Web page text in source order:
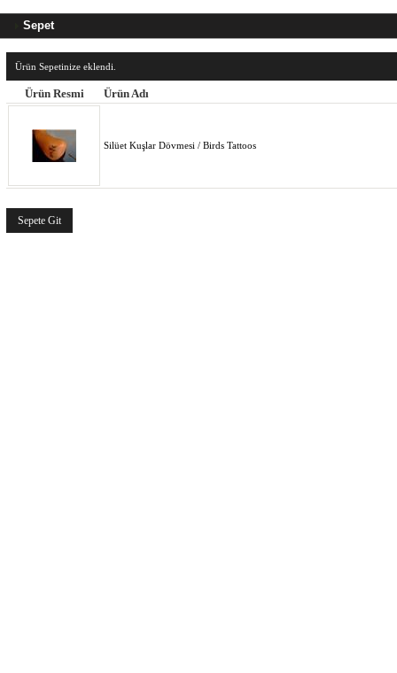
Sepet
Ürün Sepetinize eklendi.
Ürün Resmi Ürün Adı
Silüet Kuşlar Dövmesi / Birds Tattoos
Sepete Git